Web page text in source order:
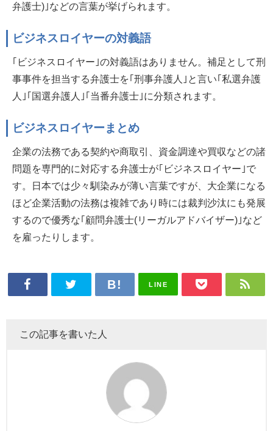
弁護士)｣などの言葉が挙げられます。
ビジネスロイヤーの対義語
｢ビジネスロイヤー｣の対義語はありません。補足として刑
事事件を担当する弁護士を｢刑事弁護人｣と言い｢私選弁護
人｣｢国選弁護人｣｢当番弁護士｣に分類されます。
ビジネスロイヤーまとめ
企業の法務である契約や商取引、資金調達や買収などの諸
問題を専門的に対応する弁護士が｢ビジネスロイヤー｣で
す。日本では少々馴染みが薄い言葉ですが、大企業になる
ほど企業活動の法務は複雑であり時には裁判沙汰にも発展
するので優秀な｢顧問弁護士(リーガルアドバイザー)｣など
を雇ったりします。
LINE
この記事を書いた人